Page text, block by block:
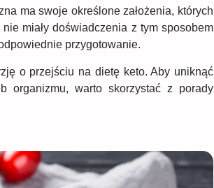
ma swoje określone założenia, których
miały doświadczenia z tym sposobem
przygotowanie.
o przejściu na dietę keto. Aby uniknąć
organizmu, warto skorzystać z porady